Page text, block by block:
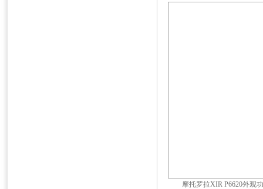
摩托罗拉XIR P6620外观